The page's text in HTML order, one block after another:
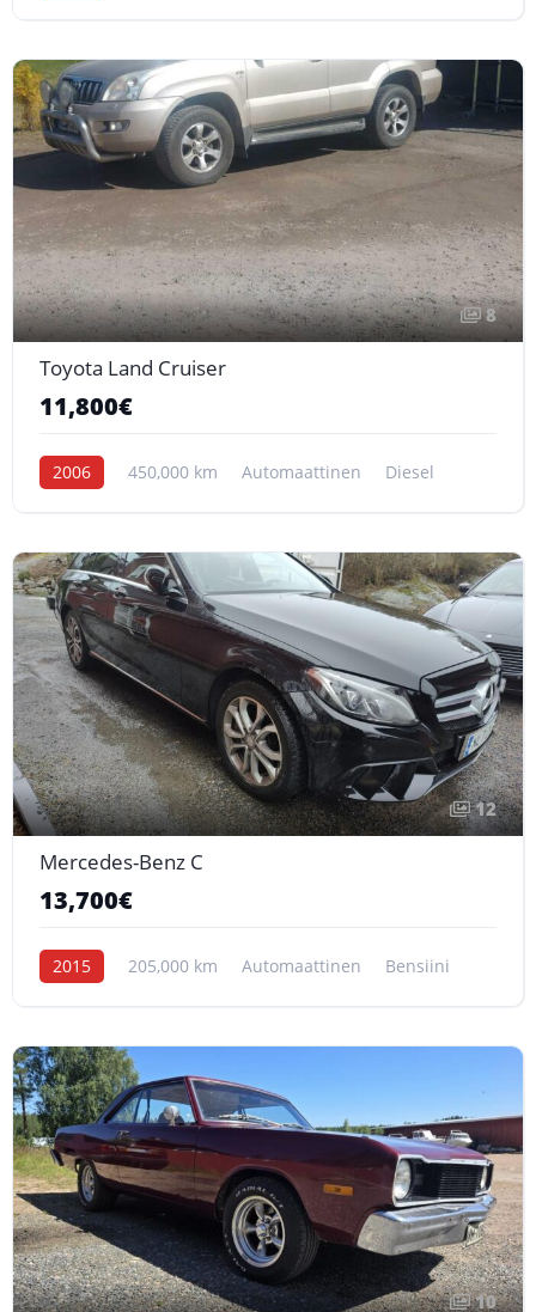
8
Toyota Land Cruiser
11,800€
2006 450,000 km Automaattinen Diesel
12
Mercedes-Benz C
13,700€
2015 205,000 km Automaattinen Bensiini
10